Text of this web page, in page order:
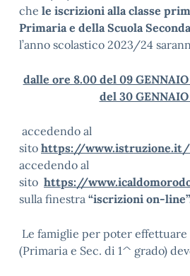
che le iscrizioni alla classe
Primaria e della Scuola
l’anno scolastico 2023/24
dalle ore 8.00 del 09
del 30
accedendo al
sito https://
accedendo al
sito https://
sulla finestra “iscrizioni on-
Le famiglie per poter effettuare
(Primaria e Sec. di 1^ grado)